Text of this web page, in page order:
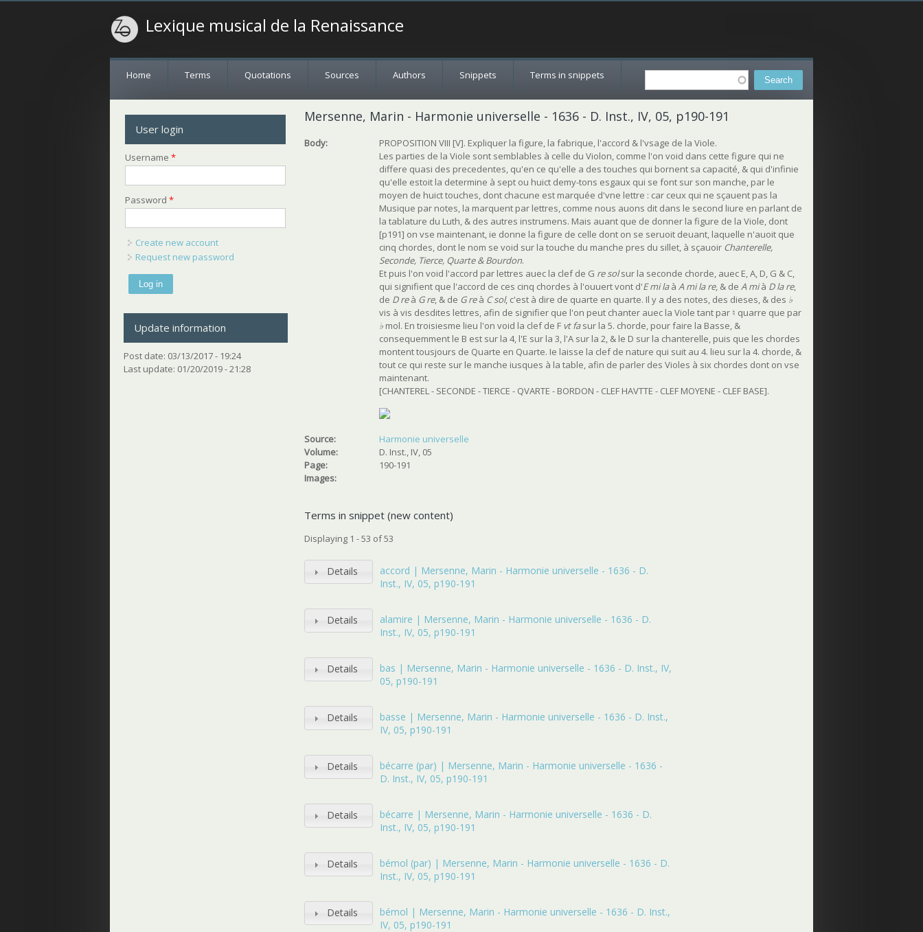
Lexique musical de la Renaissance
Search
Home Terms Quotations Sources Authors Snippets Terms in snippets
Mersenne, Marin - Harmonie universelle - 1636 - D. Inst., IV, 05, p190-191
Body:
PROPOSITION VIII [V]. Expliquer la figure, la fabrique, l'accord & l'vsage de la Viole.
Les parties de la Viole sont semblables à celle du Violon, comme l'on void dans cette figure qui ne
differe quasi des precedentes, qu'en ce qu'elle a des touches qui bornent sa capacité, & qui d'infinie
qu'elle estoit la determine à sept ou huict demy-tons esgaux qui se font sur son manche, par le
moyen de huict touches, dont chacune est marquée d'vne lettre : car ceux qui ne sçauent pas la
Musique par notes, la marquent par lettres, comme nous auons dit dans le second liure en parlant de
la tablature du Luth, & des autres instrumens. Mais auant que de donner la figure de la Viole, dont
[p191] on vse maintenant, ie donne la figure de celle dont on se seruoit deuant, laquelle n'auoit que
cinq chordes, dont le nom se void sur la touche du manche pres du sillet, à sçauoir Chanterelle,
Seconde, Tierce, Quarte & Bourdon.
Et puis l'on void l'accord par lettres auec la clef de G re solsur la seconde chorde, auec E, A, D, G & C,
qui signifient que l'accord de ces cinq chordes à l'ouuert vont d'E mi laàA mi la re, & deA mià D la re,
de D reà G re, & de G reà C sol, c'est à dire de quarte en quarte. Il y a des notes, des dieses, & des ♭
vis à vis desdites lettres, afin de signifier que l'on peut chanter auec la Viole tant par ♮ quarre que par
♭ mol. En troisiesme lieu l'on void la clef de F vt fasur la 5. chorde, pour faire la Basse, &
consequemment le B est sur la 4, l'E sur la 3, l'A sur la 2, & le D sur la chanterelle, puis que les chordes
montent tousjours de Quarte en Quarte. Ie laisse la clef de nature qui suit au 4. lieu sur la 4. chorde, &
tout ce qui reste sur le manche iusques à la table, afin de parler des Violes à six chordes dont on vse
maintenant.
[CHANTEREL - SECONDE - TIERCE - QVARTE - BORDON - CLEF HAVTTE - CLEF MOYENE - CLEF BASE].
Source:
Harmonie universelle
Volume:
D. Inst., IV, 05
Page:
190-191
Images:
Terms in snippet (new content)
Displaying 1 - 53 of 53
Details
accord | Mersenne, Marin - Harmonie universelle - 1636 - D.
Inst., IV, 05, p190-191
Details
alamire | Mersenne, Marin - Harmonie universelle - 1636 - D.
Inst., IV, 05, p190-191
Details
bas | Mersenne, Marin - Harmonie universelle - 1636 - D. Inst., IV,
05, p190-191
Details
basse | Mersenne, Marin - Harmonie universelle - 1636 - D. Inst.,
IV, 05, p190-191
Details
bécarre (par) | Mersenne, Marin - Harmonie universelle - 1636 -
D. Inst., IV, 05, p190-191
Details
bécarre | Mersenne, Marin - Harmonie universelle - 1636 - D.
Inst., IV, 05, p190-191
Details
bémol (par) | Mersenne, Marin - Harmonie universelle - 1636 - D.
Inst., IV, 05, p190-191
Details
bémol | Mersenne, Marin - Harmonie universelle - 1636 - D. Inst.,
IV, 05, p190-191
User login
Username*
Password*
Create new account
Request new password
Update information
Post date: 03/13/2017 - 19:24
Last update: 01/20/2019 - 21:28